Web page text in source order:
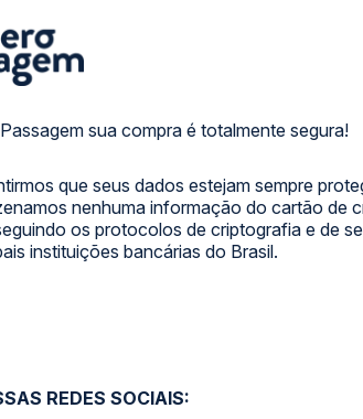
sua compra é totalmente segura!
que seus dados estejam sempre
nenhuma informação do cartão de
os protocolos de criptografia e de
instituições bancárias do Brasil.
REDES SOCIAIS: